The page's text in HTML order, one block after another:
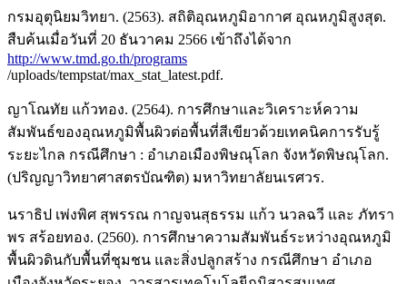
กรมอุตุนิยมวิทยา. (2563). สถิติอุณหภูมิอากาศ อุณหภูมิสูงสุด.
สืบค้นเมื่อวันที่ 20 ธันวาคม 2566 เข้าถึงได้จาก
http://www.tmd.go.th/programs
/uploads/tempstat/max_stat_latest.pdf.
ญาโณทัย แก้วทอง. (2564). การศึกษาและวิเคราะห์ความ
สัมพันธ์ของอุณหภูมิพื้นผิวต่อพื้นที่สีเขียวด้วยเทคนิคการรับรู้
ระยะไกล กรณีศึกษา : อำเภอเมืองพิษณุโลก จังหวัดพิษณุโลก.
(ปริญญาวิทยาศาสตรบัณฑิต) มหาวิทยาลัยนเรศวร.
นราธิป เพ่งพิศ สุพรรณ กาญจนสุธรรม แก้ว นวลฉวี และ ภัทรา
พร สร้อยทอง. (2560). การศึกษาความสัมพันธ์ระหว่างอุณหภูมิ
พื้นผิวดินกับพื้นที่ชุมชน และสิ่งปลูกสร้าง กรณีศึกษา อำเภอ